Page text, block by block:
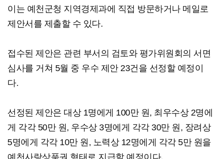
이는 예천군청 지역경제과에 직접 방문하거나 메일로
제안서를 제출할 수 있다.
접수된 제안은 관련 부서의 검토와 평가위원회의 서면
심사를 거쳐 5월 중 우수 제안 23건을 선정할 예정이
다.
선정된 제안은 대상 1명에게 100만 원, 최우수상 2명에
게 각각 50만 원, 우수상 3명에게 각각 30만 원, 장려상
5명에게 각각 10만 원, 노력상 12명에게 각각 5만 원을